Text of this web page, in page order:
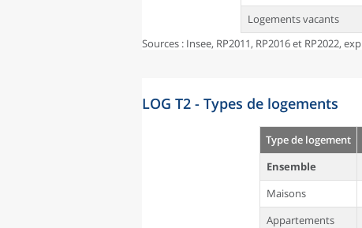
Logements vacants
Sources : Insee, RP2011, RP2016 et RP2022,
LOG T2 - Types de logements
Type de logement
Ensemble
Maisons
Appartements